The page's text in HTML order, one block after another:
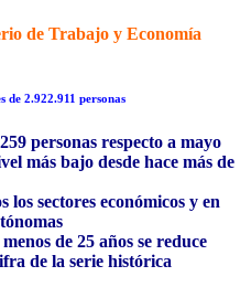
de Trabajo y Economía
de 2.922.911 personas
personas respecto a mayo
más bajo desde hace más de
los sectores económicos y en
de 25 años se reduce
de la serie histórica